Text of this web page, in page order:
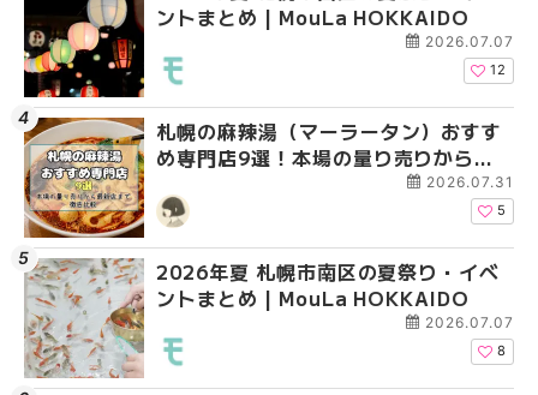
ントまとめ | MouLa HOKKAIDO
2026.07.07
12
札幌の麻辣湯（マーラータン）おすす
め専門店9選！本場の量り売りから最
新店まで徹底比較 | MouLa
HOKKAIDO
2026.07.31
5
2026年夏 札幌市南区の夏祭り・イベ
ントまとめ | MouLa HOKKAIDO
2026.07.07
8
ントまとめ | MouLa
2026年夏 札幌市手稲
ベントまとめ |
2026年夏 札幌市白石
ベントまとめ |
ベントまとめ |
2026年夏 札幌市西区
ントまとめ | MouLa
2026年夏 札幌市手稲
ベントまとめ |